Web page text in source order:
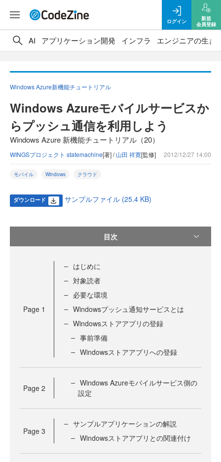
ログイン
新規
会員登録
AI アプリケーション開発 インフラ エンジニアの生き
Windows Azure新機能チュートリアル
Windows Azureモバイルサービスか
らプッシュ通信を利用しよう
Windows Azure 新機能チュートリアル（20）
WINGSプロジェクト statemachine[著] /山田 祥寛[監修] 2012/12/27 14:00
モバイル Windows クラウド
ダウンロード サンプルファイル (25.4 KB)
目次
Page 1
はじめに
対象読者
必要な環境
Windowsプッシュ通知サービスとは
Windowsストアアプリの登録
事前準備
Windowsストアアプリへの登録
Page 2
Windows Azureモバイルサービス側の
設定
Page 3
サンプルアプリケーションの解説
Windowsストアアプリとの関連付け